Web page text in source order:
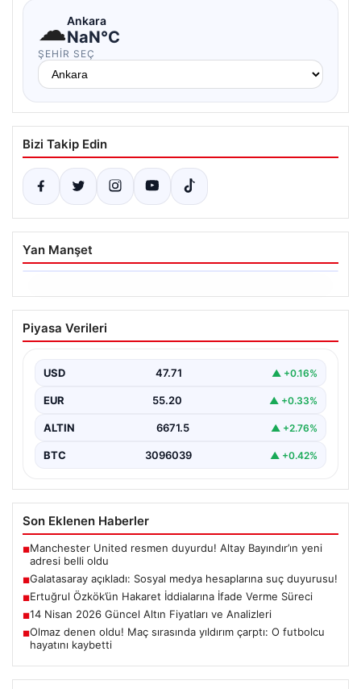
☁Ankara
NaN°C
ŞEHIR SEÇ
Bizi Takip Edin
Yan Manşet
06.08.2026
Ertuğrul Özkök’ün Hakaret İddialarına
İfade Verme Süreci
Cumhurbaşkanına hakaret iddialarıyla yürütülen
soruşturma kapsamında İstanbul Adalet…
Piyasa Verileri
USD 47.71 ▲ +0.16%
EUR 55.20 ▲ +0.33%
ALTIN 6671.5 ▲ +2.76%
BTC 3096039 ▲ +0.42%
Son Eklenen Haberler
■Manchester United resmen duyurdu! Altay Bayındır’ın yeni
adresi belli oldu
■Galatasaray açıkladı: Sosyal medya hesaplarına suç duyurusu!
■Ertuğrul Özkök’ün Hakaret İddialarına İfade Verme Süreci
■14 Nisan 2026 Güncel Altın Fiyatları ve Analizleri
■Olmaz denen oldu! Maç sırasında yıldırım çarptı: O futbolcu
hayatını kaybetti